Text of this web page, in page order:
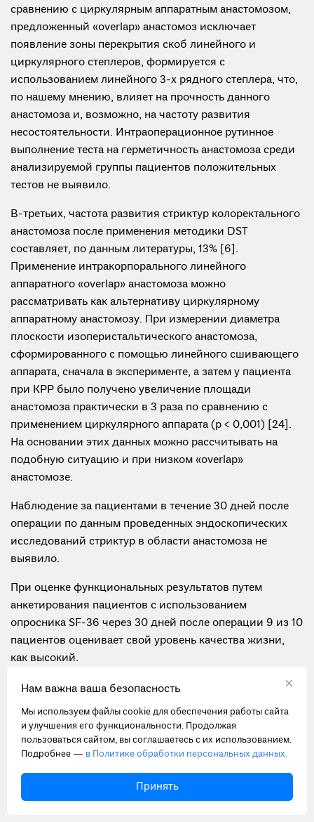
сравнению с циркулярным аппаратным анастомозом,
предложенный «overlap» анастомоз исключает
появление зоны перекрытия скоб линейного и
циркулярного степлеров, формируется с
использованием линейного 3-х рядного степлера, что,
по нашему мнению, влияет на прочность данного
анастомоза и, возможно, на частоту развития
несостоятельности. Интраоперационное рутинное
выполнение теста на герметичность анастомоза среди
анализируемой группы пациентов положительных
тестов не выявило.
В-третьих, частота развития стриктур колоректального
анастомоза после применения методики DST
составляет, по данным литературы, 13% [6].
Применение интракорпорального линейного
аппаратного «overlap» анастомоза можно
рассматривать как альтернативу циркулярному
аппаратному анастомозу. При измерении диаметра
плоскости изоперистальтического анастомоза,
сформированного с помощью линейного сшивающего
аппарата, сначала в эксперименте, а затем у пациента
при КРР было получено увеличение площади
анастомоза практически в 3 раза по сравнению с
применением циркулярного аппарата (p < 0,001) [24].
На основании этих данных можно рассчитывать на
подобную ситуацию и при низком «overlap»
анастомозе.
Наблюдение за пациентами в течение 30 дней после
операции по данным проведенных эндоскопических
исследований стриктур в области анастомоза не
выявило.
При оценке функциональных результатов путем
анкетирования пациентов с использованием
опросника SF-36 через 30 дней после операции 9 из 10
пациентов оценивает свой уровень качества жизни,
как высокий.
Таким образом, наша серия клинических случаев
показывает, что интракорпоральный линейный
«overlap» анастомоз сопровождается низкой частотой
послеоперационных осложнений при отсутствии
несостоятельности. Функциональные результаты
показывают отсутствие у пациентов ограничений, а
уровень качества жизни оценивается, как высокий.
×
Нам важна ваша безопасность
Мы используем файлы cookie для обеспечения работы сайта
и улучшения его функциональности. Продолжая
пользоваться сайтом, вы соглашаетесь с их использованием.
Подробнее — в Политике обработки персональных данных.
Принять